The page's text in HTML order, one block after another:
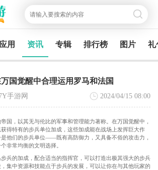
应用 资讯 专辑 排行榜 图片 礼
国觉醒中合理运用罗马和法国
手游网 2024/04/15 08:00
国，以其无与伦比的军事和管理能力著称。在万国觉醒中，
得特有的步兵单位加成，这些加成能在战场上发挥巨大作
他们的步兵单位——既有高防御力，又具备不俗的攻击力，
非常均衡的文明选择。
兵的加成，配合适当的指挥官，可以打造出极其强大的步兵
集中资源和技能点于步兵的发展，可以让你在与其他玩家的